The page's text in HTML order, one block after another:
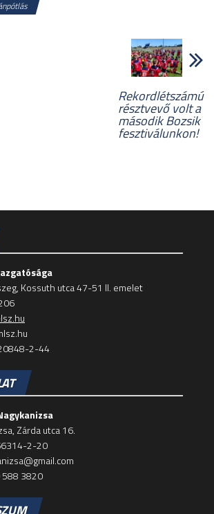
Rekordlétszámú
résztvevő volt a
második Bozsik
fesztiválunkon!
Kossuth utca 47-51 II. emelet
2-44
Zárda utca 16.
2-20
588 3820